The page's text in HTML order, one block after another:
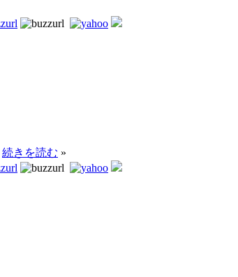
続きを読む »